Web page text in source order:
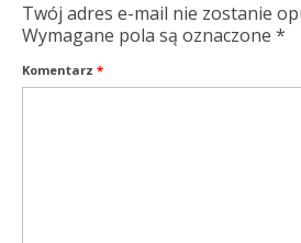
Twój adres e-mail nie zostanie
Wymagane pola są oznaczone *
Komentarz *